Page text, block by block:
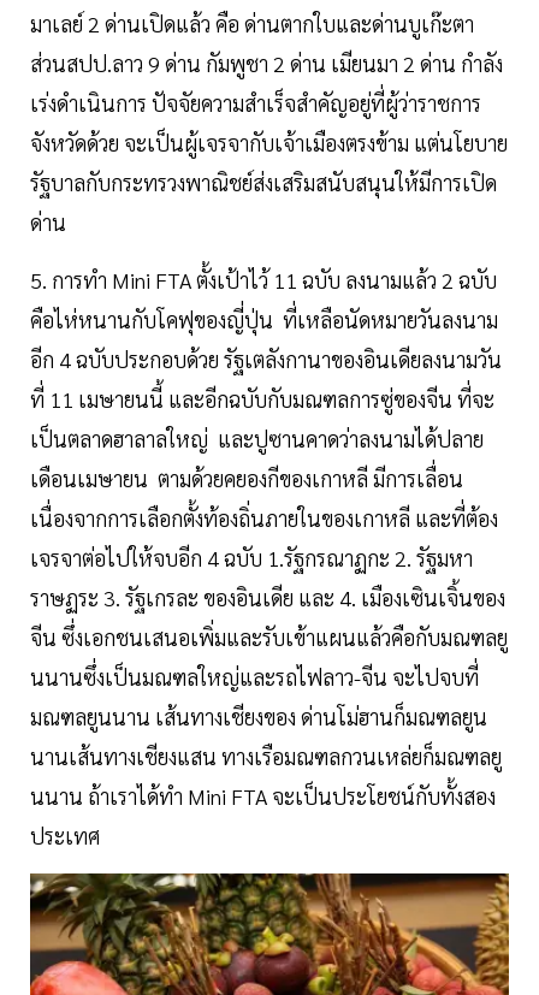
มาเลย์ 2 ด่านเปิดแล้ว คือ ด่านตากใบและด่านบูเก๊ะตา
ส่วนสปป.ลาว 9 ด่าน กัมพูชา 2 ด่าน เมียนมา 2 ด่าน กำลัง
เร่งดำเนินการ ปัจจัยความสำเร็จสำคัญอยู่ที่ผู้ว่าราชการ
จังหวัดด้วย จะเป็นผู้เจรจากับเจ้าเมืองตรงข้าม แต่นโยบาย
รัฐบาลกับกระทรวงพาณิชย์ส่งเสริมสนับสนุนให้มีการเปิด
ด่าน
5. การทำ Mini FTA ตั้งเป้าไว้ 11 ฉบับ ลงนามแล้ว 2 ฉบับ
คือไห่หนานกับโคฟุของญี่ปุ่น ที่เหลือนัดหมายวันลงนาม
อีก 4 ฉบับประกอบด้วย รัฐเตลังกานาของอินเดียลงนามวัน
ที่ 11 เมษายนนี้ และอีกฉบับกับมณฑลการซู่ของจีน ที่จะ
เป็นตลาดฮาลาลใหญ่ และปูซานคาดว่าลงนามได้ปลาย
เดือนเมษายน ตามด้วยคยองกีของเกาหลี มีการเลื่อน
เนื่องจากการเลือกตั้งท้องถิ่นภายในของเกาหลี และที่ต้อง
เจรจาต่อไปให้จบอีก 4 ฉบับ 1.รัฐกรณาฏกะ 2. รัฐมหา
ราษฏระ 3. รัฐเกรละ ของอินเดีย และ 4. เมืองเซินเจิ้นของ
จีน ซึ่งเอกชนเสนอเพิ่มและรับเข้าแผนแล้วคือกับมณฑลยู
นนานซึ่งเป็นมณฑลใหญ่และรถไฟลาว-จีน จะไปจบที่
มณฑลยูนนาน เส้นทางเชียงของ ด่านโม่ฮานก็มณฑลยูน
นานเส้นทางเชียงแสน ทางเรือมณฑลกวนเหล่ยก็มณฑลยู
นนาน ถ้าเราได้ทำ Mini FTA จะเป็นประโยชน์กับทั้งสอง
ประเทศ